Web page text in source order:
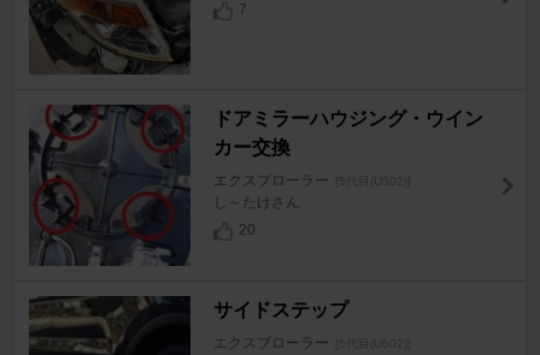
7
ドアミラーハウジング・ウイン
カー交換
エクスプローラー [5代目(U502)]
し～たけさん
20
サイドステップ
エクスプローラー [5代目(U502)]